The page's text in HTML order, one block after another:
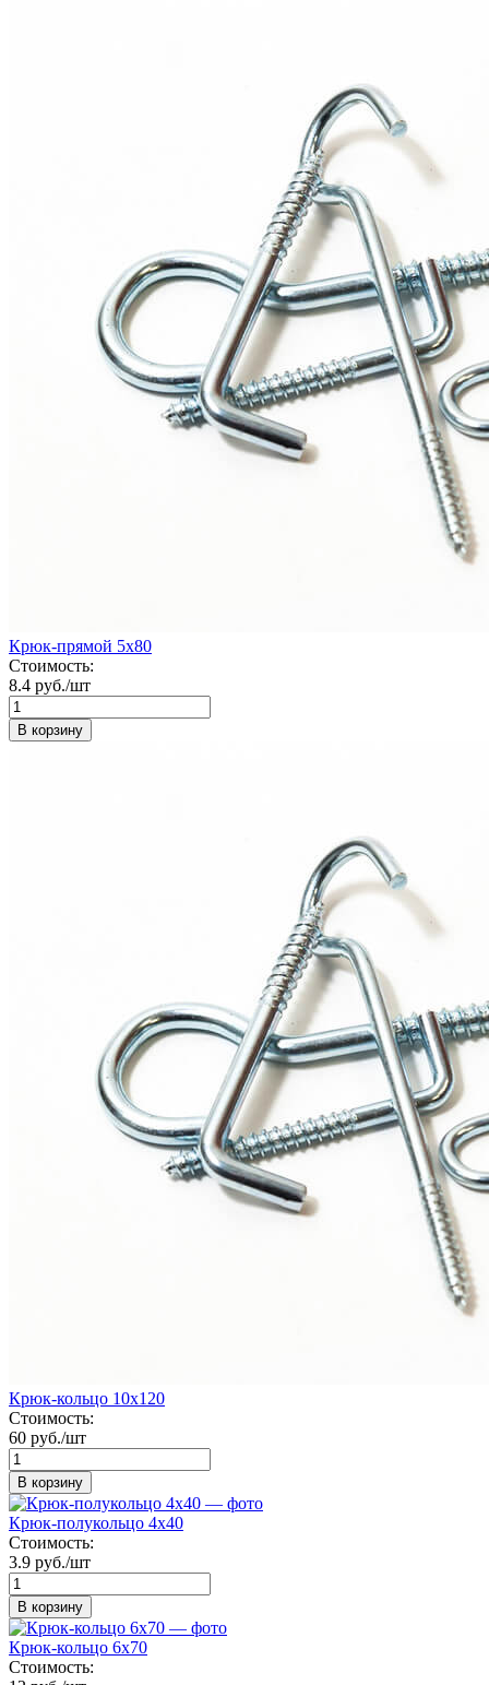
Крюк-прямой 5х80
Стоимость:
8.4 руб./шт
В корзину
Крюк-кольцо 10х120
Стоимость:
60 руб./шт
В корзину
Крюк-полукольцо 4х40
Стоимость:
3.9 руб./шт
В корзину
Крюк-кольцо 6х70
Стоимость: